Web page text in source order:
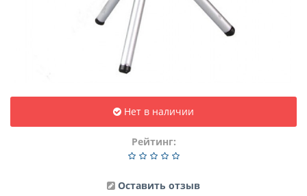
Нет в наличии
Рейтинг:
Оставить отзыв